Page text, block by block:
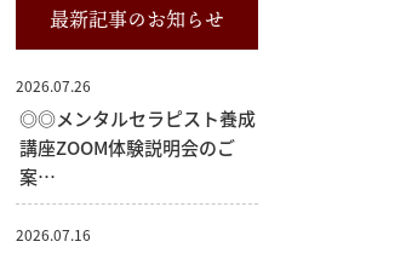
最新記事のお知らせ
2026.07.26
◎◎メンタルセラピスト養成
講座ZOOM体験説明会のご
案…
2026.07.16